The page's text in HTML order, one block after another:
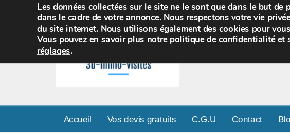
Accueil Vos devis gratuits C.G.U Contact
Les données collectées sur le site ne le sont que dans le but
dans le cadre de votre annonce. Nous respectons votre vie
du site internet. Nous utilisons également des cookies pour
Vous pouvez en savoir plus notre politique de confidentialité
réglages.